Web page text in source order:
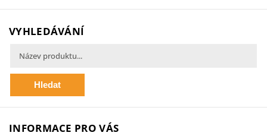
VYHLEDÁVÁNÍ
Hledat
INFORMACE PRO VÁS